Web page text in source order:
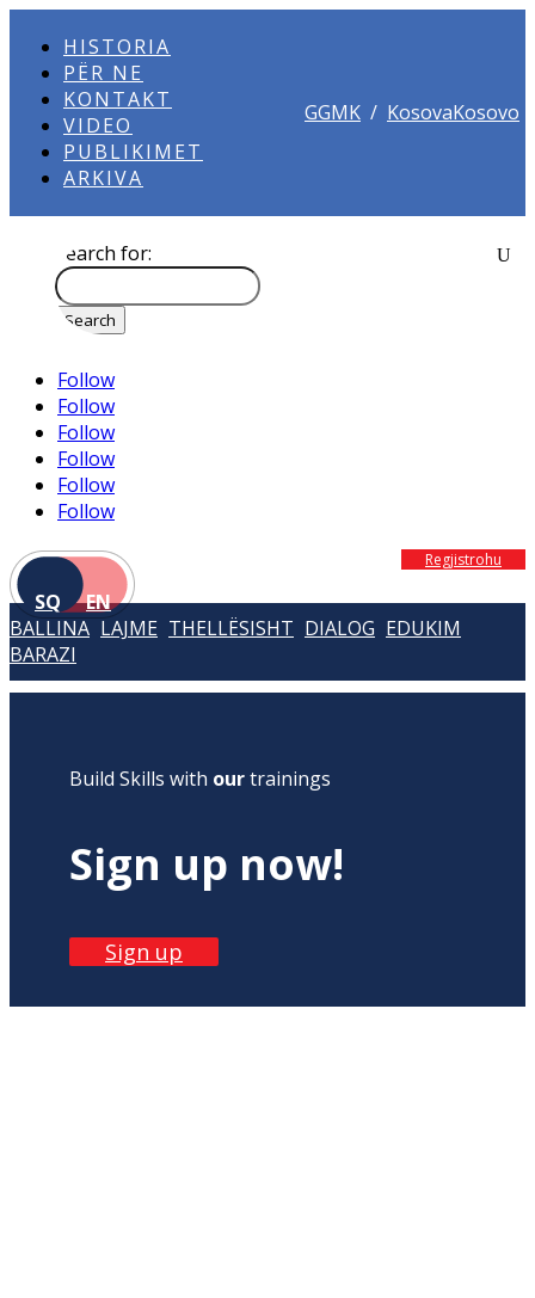
HISTORIA
PËR NE
KONTAKT
VIDEO
PUBLIKIMET
ARKIVA
GGMK / KosovaKosovo
Search for:
Follow
Follow
Follow
Follow
Follow
Follow
SQ EN
Regjistrohu
BALLINA LAJME THELLËSISHT DIALOG EDUKIM
BARAZI
Build Skills with ourtrainings
Sign up now!
Sign up